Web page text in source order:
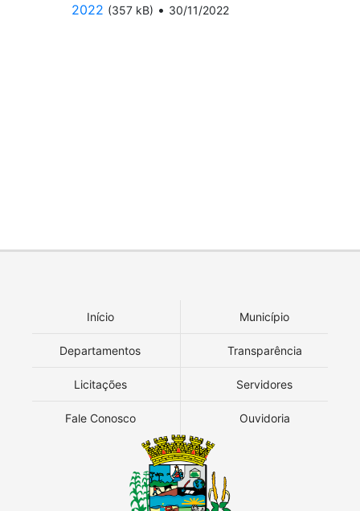
2022 (357 kB) • 30/11/2022
Início Município
Departamentos Transparência
Licitações Servidores
Fale Conosco Ouvidoria